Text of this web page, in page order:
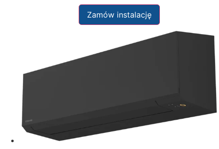
Zamów instalację